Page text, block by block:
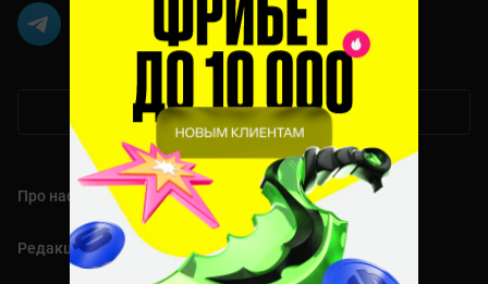
Мобильная версия
Про нас
Редакция